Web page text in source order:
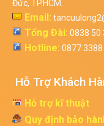
Đức, TP.HCM.
Email:
Tổng Đài: 0838 50
Hotline: 0877 3388
Hỗ Trợ Khách
Hỗ trợ kĩ thuật
Quy định bảo